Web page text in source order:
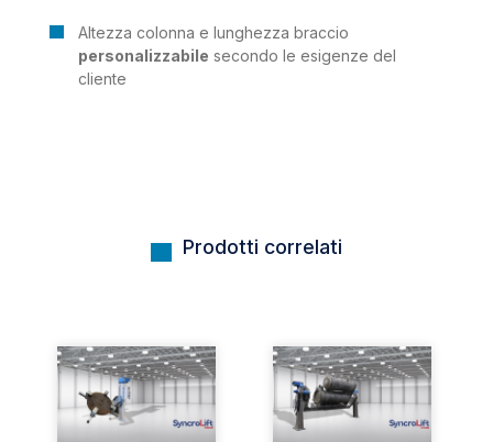
Altezza colonna e lunghezza braccio
personalizzabile secondo le esigenze del
cliente
Prodotti correlati